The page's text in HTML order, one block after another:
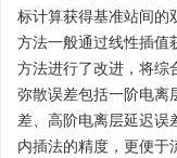
标计算获得基准站间的
方法一般通过线性插值
方法进行了改进，将综
弥散误差包括一阶电离
差、高阶电离层延迟误
内插法的精度，更便于